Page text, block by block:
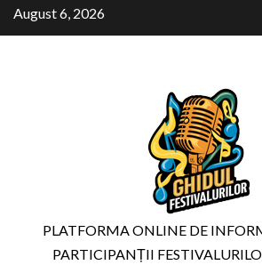
Skip
to
August 6, 2026
PLATFORMA ONLINE DE
PARTICIPANȚII